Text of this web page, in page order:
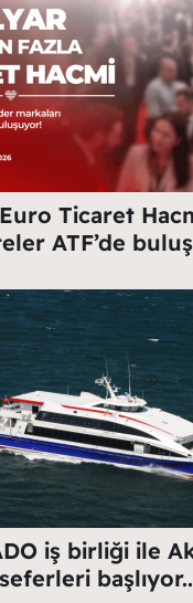
Ticaret
ATF’de
iş birliği ile
seferleri başlıyor..